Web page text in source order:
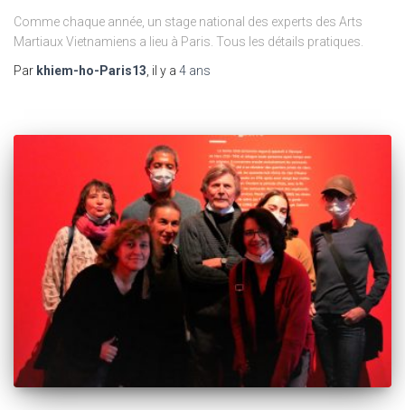
Comme chaque année, un stage national des experts des Arts
Martiaux Vietnamiens a lieu à Paris. Tous les détails pratiques.
Par khiem-ho-Paris13 , il y a 4 ans